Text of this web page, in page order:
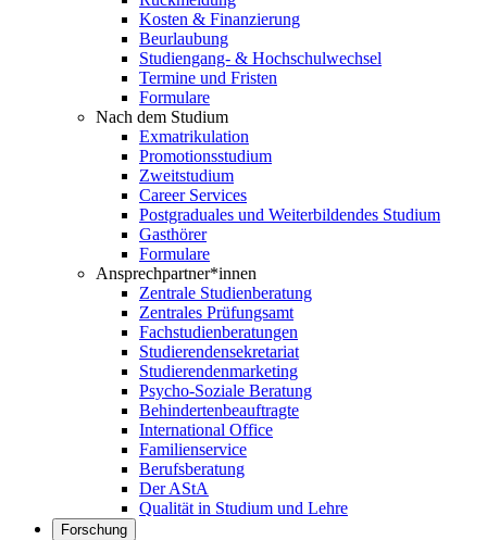
Kosten & Finanzierung
Beurlaubung
Studiengang- & Hochschulwechsel
Termine und Fristen
Formulare
Nach dem Studium
Exmatrikulation
Promotionsstudium
Zweitstudium
Career Services
Postgraduales und Weiterbildendes Studium
Gasthörer
Formulare
Ansprechpartner*innen
Zentrale Studienberatung
Zentrales Prüfungsamt
Fachstudienberatungen
Studierendensekretariat
Studierendenmarketing
Psycho-Soziale Beratung
Behindertenbeauftragte
International Office
Familienservice
Berufsberatung
Der AStA
Qualität in Studium und Lehre
Forschung